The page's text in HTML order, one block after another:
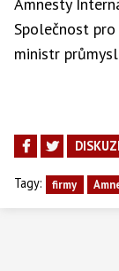
Společnost
ministr
Tagy: firmy